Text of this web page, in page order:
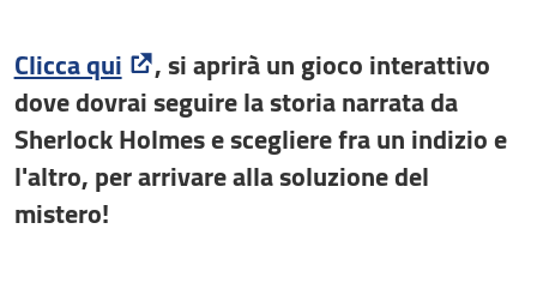
Clicca qui
, si aprirà un gioco interattivo
dove dovrai seguire la storia narrata da
Sherlock Holmes e scegliere fra un indizio e
l'altro, per arrivare alla soluzione del
mistero!